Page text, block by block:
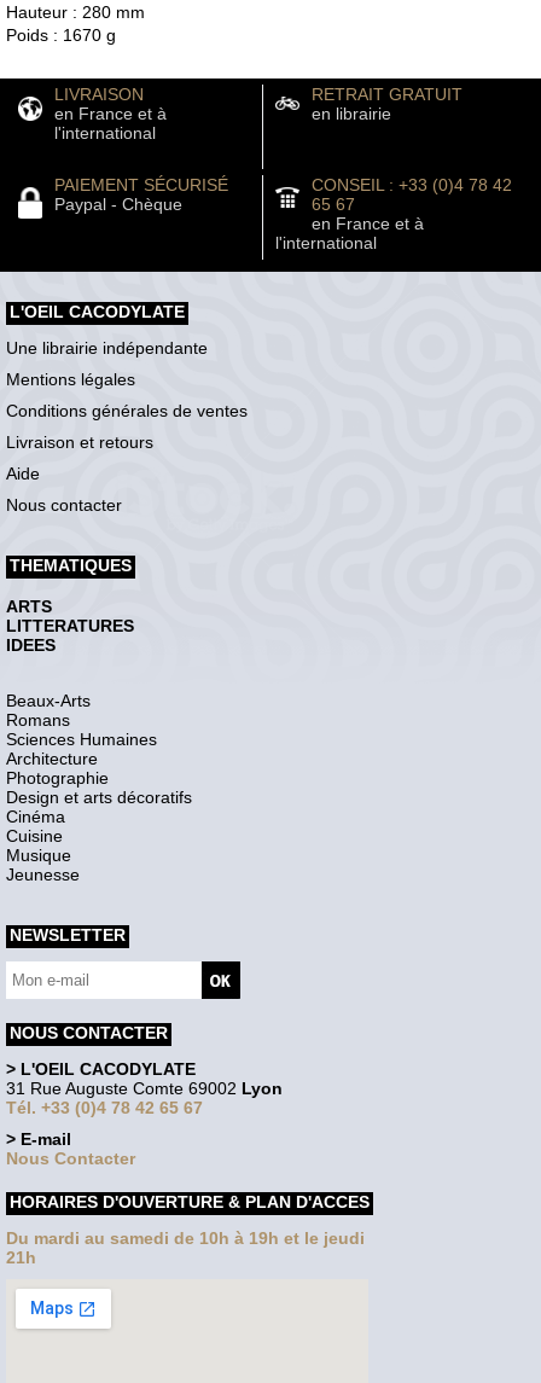
Hauteur : 280 mm
Poids : 1670 g
LIVRAISON
en France et à
l'international
RETRAIT GRATUIT
en librairie
PAIEMENT SÉCURISÉ
Paypal - Chèque
CONSEIL : +33 (0)4 78 42
65 67
en France et à
l'international
L'OEIL CACODYLATE
Une librairie indépendante
Mentions légales
Conditions générales de ventes
Livraison et retours
Aide
Nous contacter
THEMATIQUES
ARTS
LITTERATURES
IDEES
Beaux-Arts
Romans
Sciences Humaines
Architecture
Photographie
Design et arts décoratifs
Cinéma
Cuisine
Musique
Jeunesse
NEWSLETTER
NOUS CONTACTER
> L'OEIL CACODYLATE
31 Rue Auguste Comte 69002 Lyon
Tél. +33 (0)4 78 42 65 67
> E-mail
Nous Contacter
HORAIRES D'OUVERTURE & PLAN D'ACCES
Du mardi au samedi de 10h à 19h et le jeudi
21h